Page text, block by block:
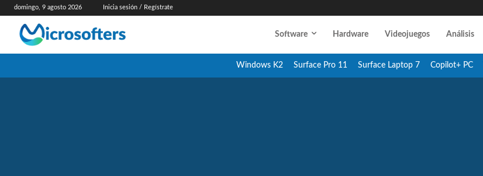
domingo, 9 agosto 2026 Inicia sesión / Regístrate
Software Hardware Videojuegos Análisis
Windows K2 Surface Pro 11 Surface Laptop 7 Copilot+ PC